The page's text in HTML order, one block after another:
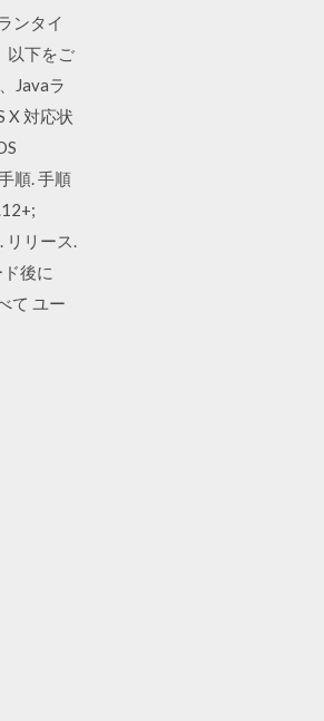
ンタイ
以下をご
Javaラ
X 対応状
順. 手順
リース.
後に
て ユー